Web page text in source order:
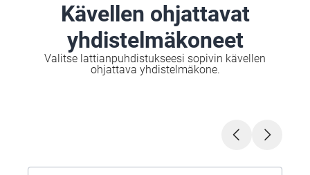
Kävellen ohjattavat
yhdistelmäkoneet
Valitse lattianpuhdistukseesi sopivin kävellen
ohjattava yhdistelmäkone.